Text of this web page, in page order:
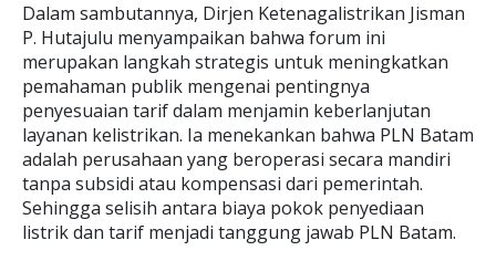
Dalam sambutannya, Dirjen Ketenagalistrikan Jisman
P. Hutajulu menyampaikan bahwa forum ini
merupakan langkah strategis untuk meningkatkan
pemahaman publik mengenai pentingnya
penyesuaian tarif dalam menjamin keberlanjutan
layanan kelistrikan. Ia menekankan bahwa PLN Batam
adalah perusahaan yang beroperasi secara mandiri
tanpa subsidi atau kompensasi dari pemerintah.
Sehingga selisih antara biaya pokok penyediaan
listrik dan tarif menjadi tanggung jawab PLN Batam.